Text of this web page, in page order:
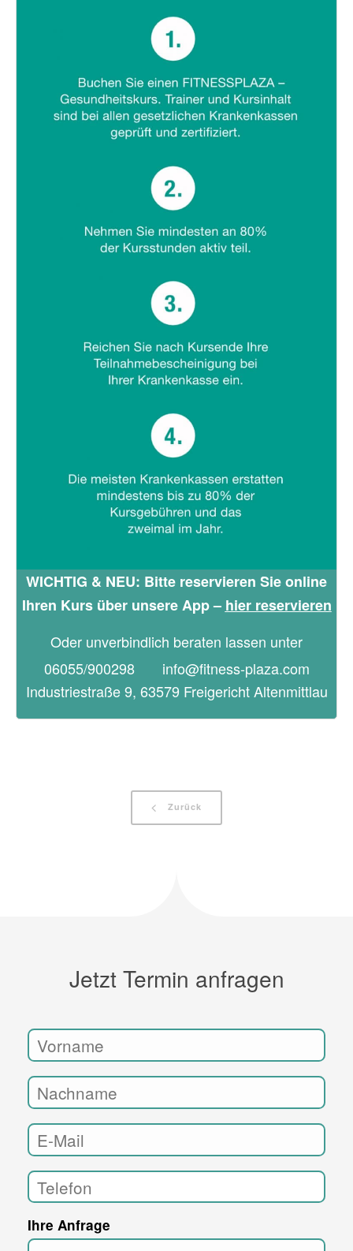
WICHTIG & NEU: Bitte reservieren Sie online
Ihren Kurs über unsere App – hier reservieren
Oder unverbindlich beraten lassen unter
06055/900298
info@fitness-plaza.com
Industriestraße 9, 63579 Freigericht Altenmittlau
Zurück
Jetzt Termin anfragen
Ihre Anfrage